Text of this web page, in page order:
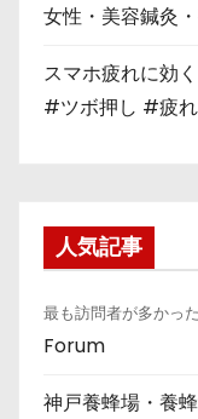
女性・美容鍼灸
スマホ疲れに効
#ツボ押し #疲
人気記事
最も訪問者が多かっ
Forum
神戸養蜂場・養